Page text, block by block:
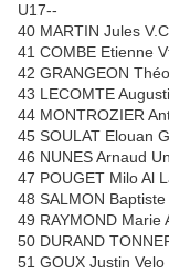
U17--
40 MARTIN Jules
41 COMBE Etienne
42 GRANGEON
43 LECOMTE
44 MONTROZIER
45 SOULAT Elouan
46 NUNES Arnaud
47 POUGET Milo Al
48 SALMON
49 RAYMOND Marie
50 DURAND
51 GOUX Justin